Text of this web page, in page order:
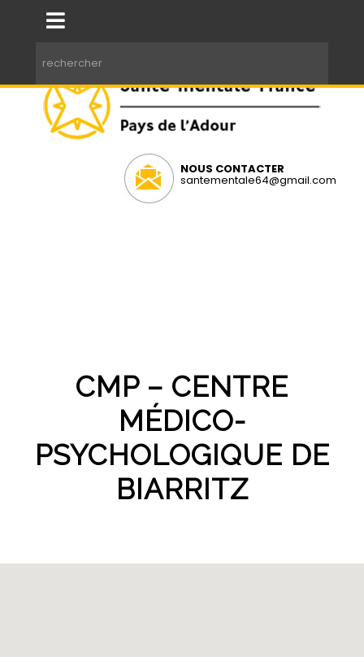
NOUS CONTACTER
santementale64@gmail.com
CMP – CENTRE
MÉDICO-
PSYCHOLOGIQUE DE
BIARRITZ